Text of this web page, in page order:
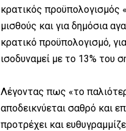
κρατικός προϋπολογισμός
μισθούς και για δημόσια
κρατικό προϋπολογισμό,
ισοδυναμεί με το 13% του
Λέγοντας πως «το
αποδεικνύεται σαθρό και
προτρέχει και